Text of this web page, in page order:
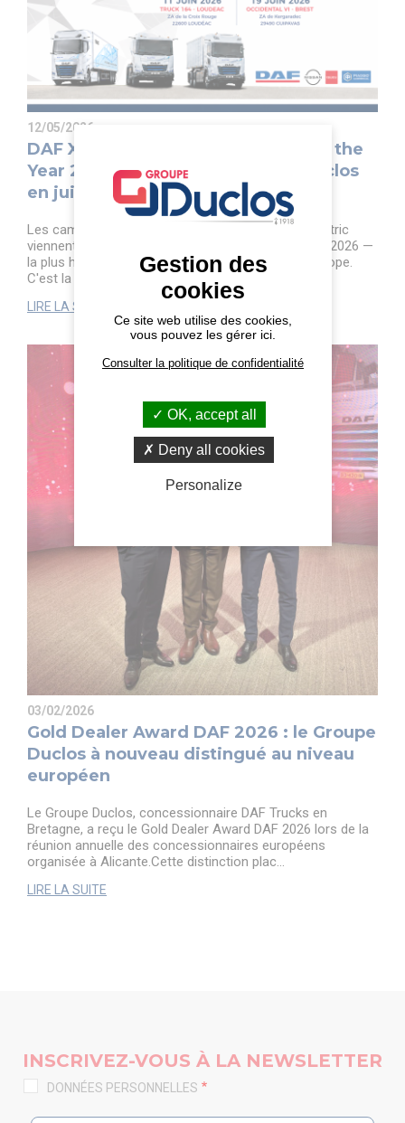
12/05/2026
DAF XD et XF Electric élus Truck of the
Year 2026 : découvrez-les chez Duclos
en juin
Les camions électriques DAF XD Electric et XF Electric
viennent d'être élus International Truck of the Year 2026 —
la plus haute distinction du transport routier en Europe.
C'est la troisième fois ...
LIRE LA SUITE
03/02/2026
Gold Dealer Award DAF 2026 : le Groupe
Duclos à nouveau distingué au niveau
européen
Le Groupe Duclos, concessionnaire DAF Trucks en
Bretagne, a reçu le Gold Dealer Award DAF 2026 lors de la
réunion annuelle des concessionnaires européens
organisée à Alicante.Cette distinction plac...
LIRE LA SUITE
INSCRIVEZ-VOUS À LA NEWSLETTER
DONNÉES PERSONNELLES
Gestion des
cookies
Ce site web utilise des cookies,
vous pouvez les gérer ici.
Consulter la politique de confidentialité
OK, accept all
Deny all cookies
Personalize